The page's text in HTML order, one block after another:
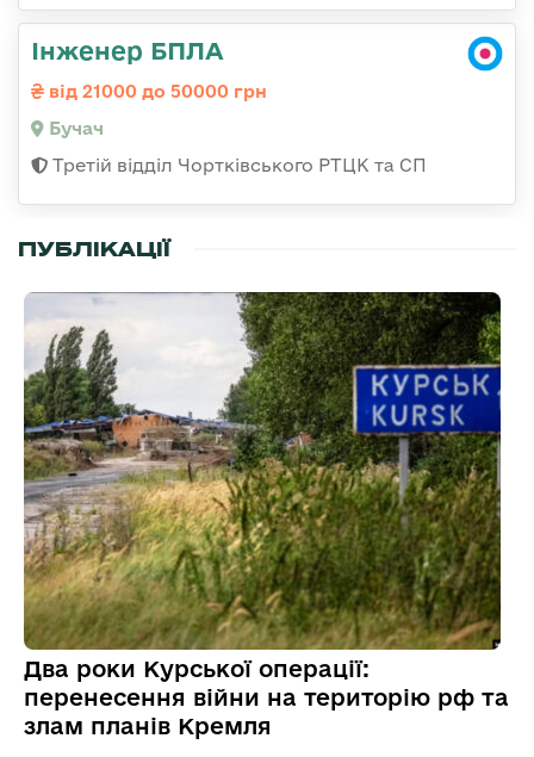
Інженер БПЛА
від 21000 до 50000 грн
Бучач
Третій відділ Чортківського РТЦК та СП
ПУБЛІКАЦІЇ
Два роки Курської операції:
перенесення війни на територію рф та
злам планів Кремля